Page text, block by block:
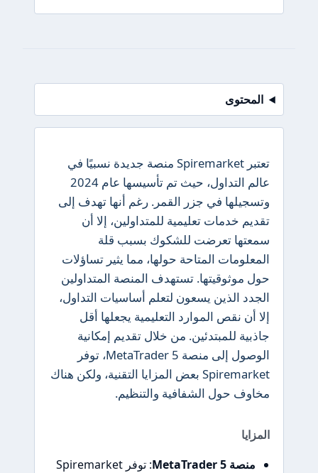
المحتوى
تعتبر Spiremarket منصة جديدة نسبيًا في
عالم التداول، حيث تم تأسيسها عام 2024
وتسجيلها في جزر القمر. رغم أنها تهدف إلى
تقديم خدمات تعليمية للمتداولين، إلا أن
سمعتها تعرضت للشكوك بسبب قلة
المعلومات المتاحة حولها، مما يثير تساؤلات
حول موثوقيتها. تستهدف المنصة المتداولين
الجدد الذين يسعون لتعلم أساسيات التداول،
إلا أن نقص الموارد التعليمية يجعلها أقل
جاذبية للمبتدئين. من خلال تقديم إمكانية
الوصول إلى منصة MetaTrader 5، توفر
Spiremarket بعض المزايا التقنية، ولكن هناك
مخاوف حول الشفافية والتنظيم.
المزايا
منصة MetaTrader 5
: توفر Spiremarket